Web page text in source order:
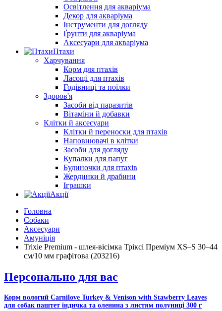
Освітлення для акваріума
Декор для акваріума
Інструменти для догляду
Ґрунти для акваріума
Аксесуари для акваріума
Птахи
Харчування
Корм для птахів
Ласощі для птахів
Годівниці та поїлки
Здоров'я
Засоби від паразитів
Вітаміни й добавки
Клітки й аксесуари
Клітки й переноски для птахів
Наповнювачі в клітки
Засоби для догляду
Купалки для папуг
Будиночки для птахів
Жердинки й драбини
Іграшки
Акції
Головна
Собаки
Аксесуари
Амуніція
Trixie Premium - шлея-вісімка Тріксі Преміум XS–S 30–44
см/10 мм графітова (203216)
Персонально для вас
Корм вологий Carnilove Turkey & Venison with Stawberry Leaves
для собак паштет індичка та оленина з листям полуниці 300 г